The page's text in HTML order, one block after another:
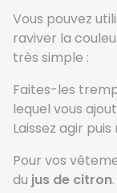
Vous pouvez
raviver la
très simple :
Faites-les
lequel vous
Laissez agir
Pour vos
du jus de citron